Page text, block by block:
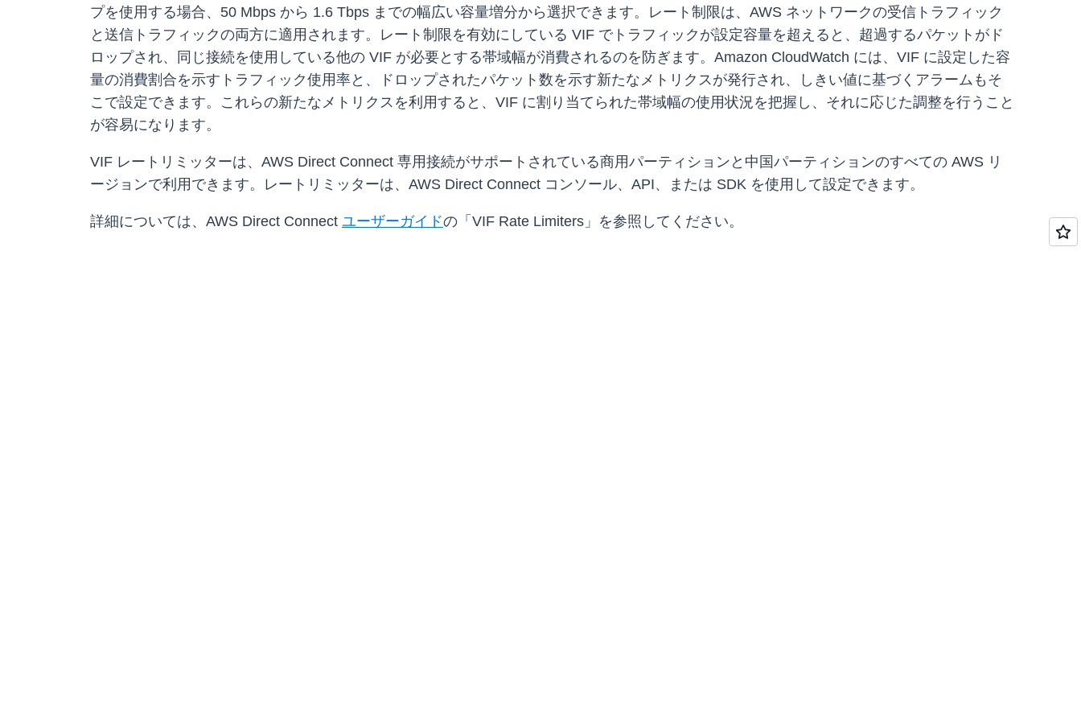
プを使用する場合、50 Mbps から 1.6 Tbps までの幅広い容量増分から選択できます。レート制限は、AWS ネットワークの受信トラフィック
と送信トラフィックの両方に適用されます。レート制限を有効にしている VIF でトラフィックが設定容量を超えると、超過するパケットがド
ロップされ、同じ接続を使用している他の VIF が必要とする帯域幅が消費されるのを防ぎます。Amazon CloudWatch には、VIF に設定した容
量の消費割合を示すトラフィック使用率と、ドロップされたパケット数を示す新たなメトリクスが発行され、しきい値に基づくアラームもそ
こで設定できます。これらの新たなメトリクスを利用すると、VIF に割り当てられた帯域幅の使用状況を把握し、それに応じた調整を行うこと
が容易になります。
VIF レートリミッターは、AWS Direct Connect 専用接続がサポートされている商用パーティションと中国パーティションのすべての AWS リ
ージョンで利用できます。レートリミッターは、AWS Direct Connect コンソール、API、または SDK を使用して設定できます。
詳細については、AWS Direct Connect ユーザーガイドの「VIF Rate Limiters」を参照してください。